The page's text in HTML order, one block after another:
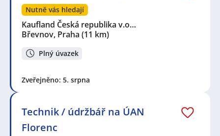
Nutně vás hledají
Kaufland Česká republika v.o…
Břevnov, Praha (11 km)
Plný úvazek
Zveřejněno: 5. srpna
Technik / údržbář na ÚAN
Florenc